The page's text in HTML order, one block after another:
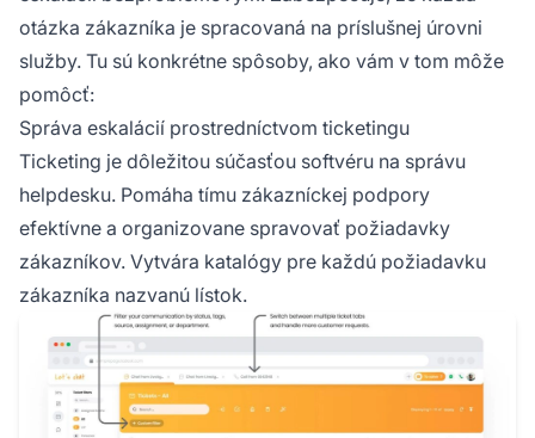
otázka zákazníka je spracovaná na príslušnej úrovni
služby. Tu sú konkrétne spôsoby, ako vám v tom môže
pomôcť:
Správa eskalácií prostredníctvom ticketingu
Ticketing je dôležitou súčasťou softvéru na správu
helpdesku. Pomáha tímu zákazníckej podpory
efektívne a organizovane spravovať požiadavky
zákazníkov. Vytvára katalógy pre každú požiadavku
zákazníka nazvanú lístok.